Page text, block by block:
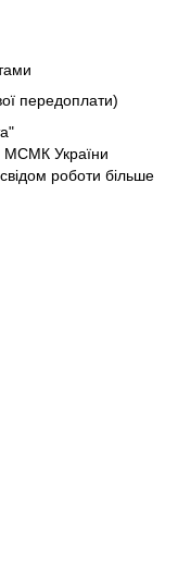
передоплати)
МСМК України
роботи більше